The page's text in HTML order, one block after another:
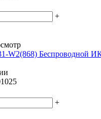
+
W2(868) Беспроводной
+